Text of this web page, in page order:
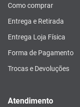
Como comprar
Entrega e Retirada
Entrega Loja Física
Forma de Pagamento
Trocas e Devoluções
Atendimento